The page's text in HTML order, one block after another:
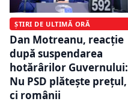
ȘTIRI DE ULTIMĂ ORĂ
Dan Motreanu, reacție
după suspendarea
hotărârilor Guvernului:
Nu PSD plătește prețul,
ci românii